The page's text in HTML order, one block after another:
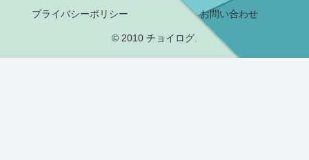
プライバシーポリシー お問い合わせ
© 2010 チョイログ.